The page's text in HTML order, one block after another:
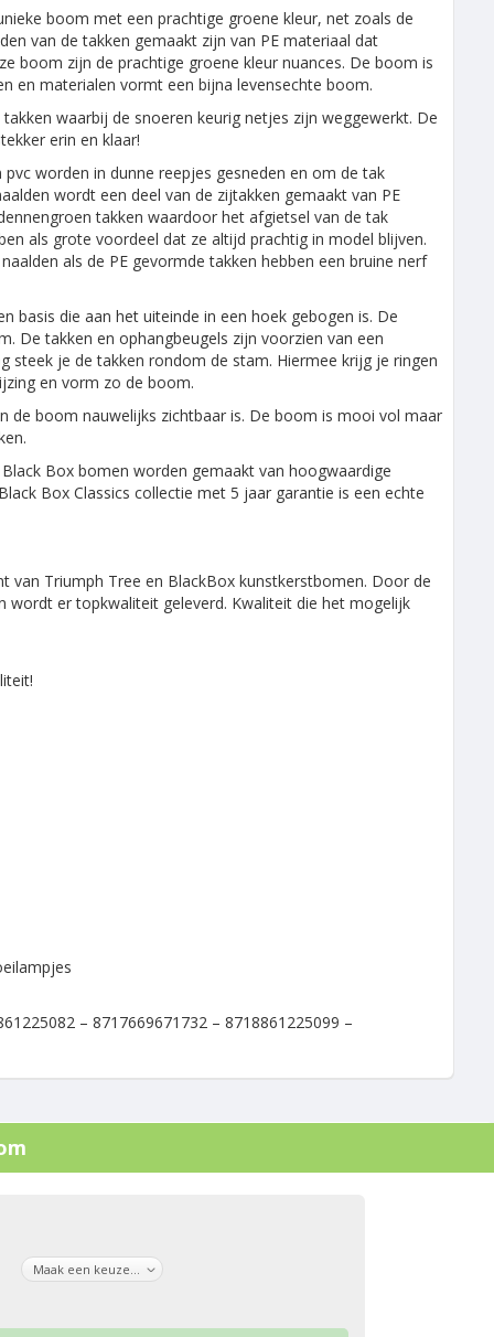
boom met een prachtige groene kleur, net zoals de
van de takken gemaakt zijn van PE materiaal dat
boom zijn de prachtige groene kleur nuances. De boom is
en materialen vormt een bijna levensechte boom.
waarbij de snoeren keurig netjes zijn weggewerkt. De
erin en klaar!
worden in dunne reepjes gesneden en om de tak
wordt een deel van de zijtakken gemaakt van PE
takken waardoor het afgietsel van de tak
als grote voordeel dat ze altijd prachtig in model blijven.
als de PE gevormde takken hebben een bruine nerf
basis die aan het uiteinde in een hoek gebogen is. De
De takken en ophangbeugels zijn voorzien van een
steek je de takken rondom de stam. Hiermee krijg je ringen
en vorm zo de boom.
boom nauwelijks zichtbaar is. De boom is mooi vol maar
Box bomen worden gemaakt van hoogwaardige
Box Classics collectie met 5 jaar garantie is een echte
van Triumph Tree en BlackBox kunstkerstbomen. Door de
wordt er topkwaliteit geleverd. Kwaliteit die het mogelijk
– 8717669671732 – 8718861225099 –